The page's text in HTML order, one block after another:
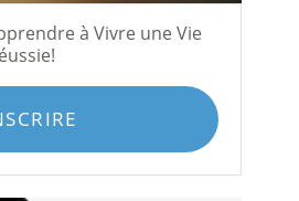
à Vivre une Vie